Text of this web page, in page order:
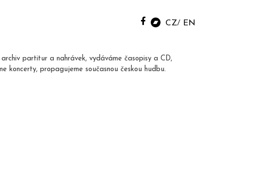
CZ EN
archiv partitur a nahrávek, vydáváme časopisy a CD,
koncerty, propagujeme současnou českou hudbu.